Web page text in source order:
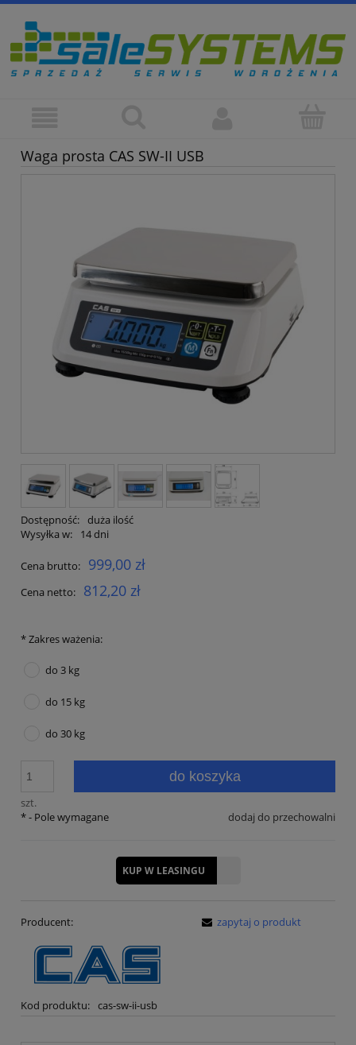
Waga prosta CAS SW-II USB
Dostępność: duża ilość
Wysyłka w:
14 dni
Cena brutto: 999,00 zł
Cena netto: 812,20 zł
*Zakres ważenia:
do 3 kg
do 15 kg
do 30 kg
szt.
do koszyka
dodaj do przechowalni
*- Pole wymagane
KUP W LEASINGU
Producent:
Kod produktu: cas-sw-ii-usb
zapytaj o produkt